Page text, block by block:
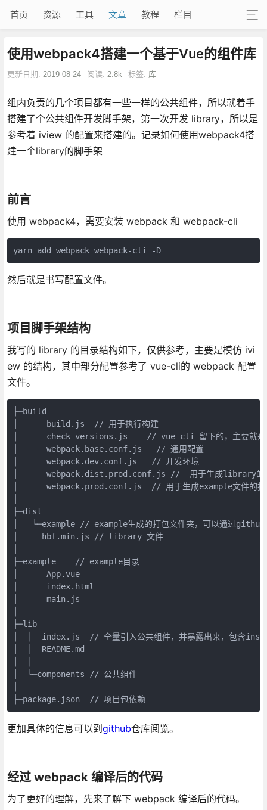
首页 资源 工具 文章 教程 栏目
使用webpack4搭建一个基于Vue的组件库
更新日期: 2019-08-24 阅读: 2.8k 标签: 库
组内负责的几个项目都有一些一样的公共组件，所以就着手
搭建了个公共组件开发脚手架，第一次开发 library，所以是
参考着 iview 的配置来搭建的。记录如何使用webpack4搭
建一个library的脚手架
前言
使用 webpack4，需要安装 webpack 和 webpack-cli
yarn add webpack webpack-cli -D
然后就是书写配置文件。
项目脚手架结构
我写的 library 的目录结构如下，仅供参考，主要是模仿 ivi
ew 的结构，其中部分配置参考了 vue-cli的 webpack 配置
文件。
├─build
│      build.js  // 用于执行构建
│      check-versions.js    // vue-cli 留下的，主要就是检
│      webpack.base.conf.js   // 通用配置
│      webpack.dev.conf.js   // 开发环境
│      webpack.dist.prod.conf.js //  用于生成library
│      webpack.prod.conf.js  // 用于生成example文件的打包
├─dist
│   └─example // example生成的打包文件夹，可以通过
│     hbf.min.js // library 文件
├─example    // example目录
│      App.vue
│      index.html
│      main.js
├─lib
│  │  index.js  // 全量引入公共组件，并暴露出来，包含
│  │  README.md
│  └─components // 公共组件
更加具体的信息可以到github仓库阅览。
经过 webpack 编译后的代码
为了更好的理解，先来了解下 webpack 编译后的代码。